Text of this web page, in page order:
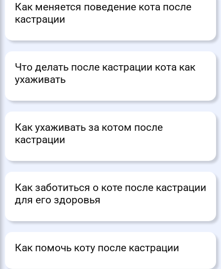
Как меняется поведение кота после
кастрации
Что делать после кастрации кота как
ухаживать
Как ухаживать за котом после
кастрации
Как заботиться о коте после кастрации
для его здоровья
Как помочь коту после кастрации